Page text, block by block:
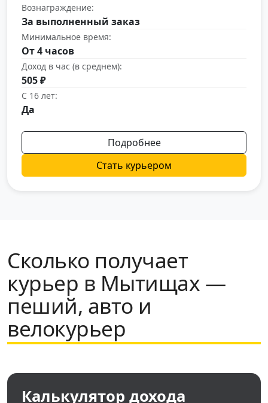
Вознаграждение:
За выполненный заказ
Минимальное время:
От 4 часов
Доход в час (в среднем):
505 ₽
С 16 лет:
Да
Подробнее
Стать курьером
Сколько получает
курьер в Мытищах —
пеший, авто и
велокурьер
Калькулятор дохода